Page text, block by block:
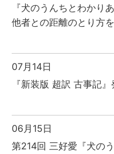
『犬のうんちとわかり
他者との距離のとり方
07月14日
『新装版 超訳 古事記』
06月15日
第214回 三好愛『犬の